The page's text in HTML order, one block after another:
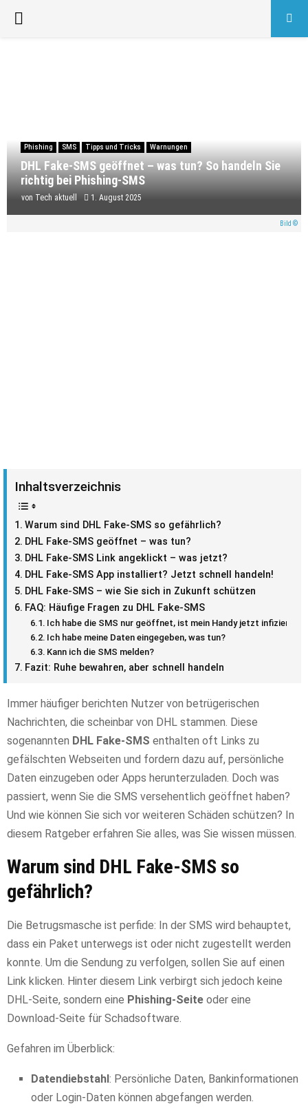
PRIMARY
Phishing SMS Tipps und Tricks Warnungen
DHL Fake-SMS geöffnet – was tun? So handeln Sie
richtig bei Phishing-SMS
von Tech aktuell 1. August 2025
Bild ©
Inhaltsverzeichnis
Warum sind DHL Fake-SMS so gefährlich?
DHL Fake-SMS geöffnet – was tun?
DHL Fake-SMS Link angeklickt – was jetzt?
DHL Fake-SMS App installiert? Jetzt schnell handeln!
DHL Fake-SMS – wie Sie sich in Zukunft schützen
FAQ: Häufige Fragen zu DHL Fake-SMS
Ich habe die SMS nur geöffnet, ist mein Handy jetzt infiziert?
Ich habe meine Daten eingegeben, was tun?
Kann ich die SMS melden?
Fazit: Ruhe bewahren, aber schnell handeln
Immer häufiger berichten Nutzer von betrügerischen
Nachrichten, die scheinbar von DHL stammen. Diese
sogenannten DHL Fake-SMS enthalten oft Links zu
gefälschten Webseiten und fordern dazu auf, persönliche
Daten einzugeben oder Apps herunterzuladen. Doch was
passiert, wenn Sie die SMS versehentlich geöffnet haben?
Und wie können Sie sich vor weiteren Schäden schützen? In
diesem Ratgeber erfahren Sie alles, was Sie wissen müssen.
Warum sind DHL Fake-SMS so
gefährlich?
Die Betrugsmasche ist perfide: In der SMS wird behauptet,
dass ein Paket unterwegs ist oder nicht zugestellt werden
konnte. Um die Sendung zu verfolgen, sollen Sie auf einen
Link klicken. Hinter diesem Link verbirgt sich jedoch keine
DHL-Seite, sondern eine Phishing-Seite oder eine
Download-Seite für Schadsoftware.
Gefahren im Überblick:
Datendiebstahl: Persönliche Daten, Bankinformationen
oder Login-Daten können abgefangen werden.